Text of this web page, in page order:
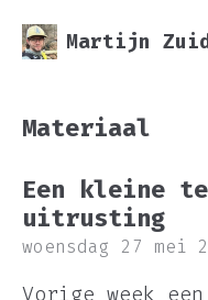
Martijn
Materiaal
Een kleine
uitrusting
woensdag 27 mei